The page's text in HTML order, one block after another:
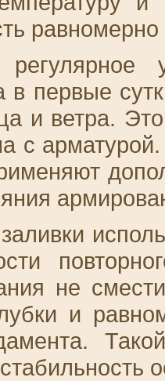
в первые
и ветра.
с
не
и